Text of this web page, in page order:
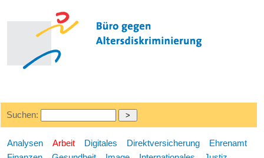
Suchen:
Analysen Arbeit Digitales Direktversicherung
Ehrenamt